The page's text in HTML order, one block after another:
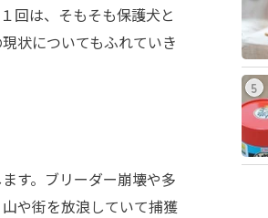
回は、そもそも保護犬と
状についてもふれていき
す。ブリーダー崩壊や多
や街を放浪していて捕獲
5